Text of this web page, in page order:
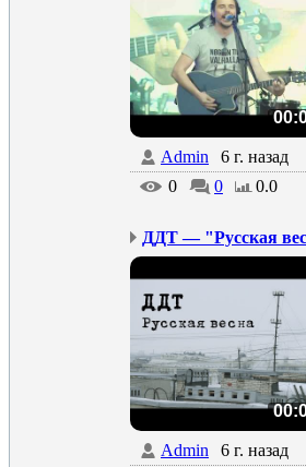
Admin
6 г. назад
0
0 0.0
ДДТ — "Русская
Admin
6 г. назад